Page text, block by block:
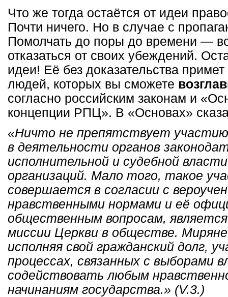
Что же тогда остаётся от идеи
Почти ничего. Но в случае с
Помолчать до поры до времени —
отказаться от своих убеждений.
идеи! Её без доказательства
людей, которых вы сможете
согласно российским законам и
концепции РПЦ». В «Основах»
«Ничто не препятствует участию
в деятельности органов
исполнительной и судебной
организаций. Мало того, такое
совершается в согласии с
нравственными нормами и её
общественным вопросам,
миссии Церкви в обществе.
исполняя свой гражданский долг,
процессах, связанных с выборами
содействовать любым
начинаниям государства.» (V.3.)